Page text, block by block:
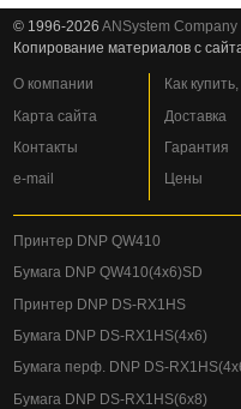
© 1996-2026ANSystem Company
Копирование материалов с
О компании
Карта сайта
Контакты
e-mail
Как
Доставка
Гарантия
Цены
Принтер DNP QW410
Бумага DNP QW410(4x6)SD
Принтер DNP DS-RX1HS
Бумага DNP DS-RX1HS(4x6)
Бумага перф. DNP DS-
Бумага DNP DS-RX1HS(6x8)